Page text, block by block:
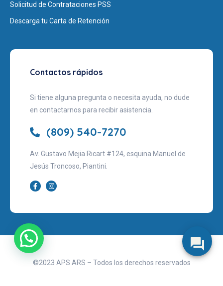
Solicitud de Contrataciones PSS
Descarga tu Carta de Retención
Contactos rápidos
Si tiene alguna pregunta o necesita ayuda, no dude
en contactarnos para recibir asistencia.
(809) 540-7270
Av. Gustavo Mejia Ricart #124, esquina Manuel de
Jesús Troncoso, Piantini.
©2023 APS ARS – Todos los derechos reservados